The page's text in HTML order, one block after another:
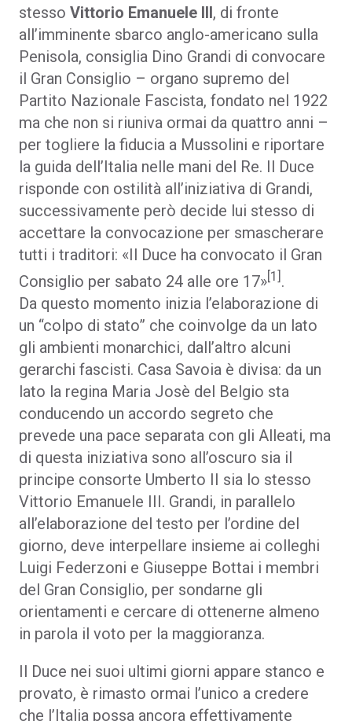
stesso Vittorio Emanuele III, di fronte
all’imminente sbarco anglo-americano sulla
Penisola, consiglia Dino Grandi di convocare
il Gran Consiglio – organo supremo del
Partito Nazionale Fascista, fondato nel 1922
ma che non si riuniva ormai da quattro anni –
per togliere la fiducia a Mussolini e riportare
la guida dell’Italia nelle mani del Re. Il Duce
risponde con ostilità all’iniziativa di Grandi,
successivamente però decide lui stesso di
accettare la convocazione per smascherare
tutti i traditori: «Il Duce ha convocato il Gran
Consiglio per sabato 24 alle ore 17»[1] .
Da questo momento inizia l’elaborazione di
un “colpo di stato” che coinvolge da un lato
gli ambienti monarchici, dall’altro alcuni
gerarchi fascisti. Casa Savoia è divisa: da un
lato la regina Maria Josè del Belgio sta
conducendo un accordo segreto che
prevede una pace separata con gli Alleati, ma
di questa iniziativa sono all’oscuro sia il
principe consorte Umberto II sia lo stesso
Vittorio Emanuele III. Grandi, in parallelo
all’elaborazione del testo per l’ordine del
giorno, deve interpellare insieme ai colleghi
Luigi Federzoni e Giuseppe Bottai i membri
del Gran Consiglio, per sondarne gli
orientamenti e cercare di ottenerne almeno
in parola il voto per la maggioranza.
Il Duce nei suoi ultimi giorni appare stanco e
provato, è rimasto ormai l’unico a credere
che l’Italia possa ancora effettivamente